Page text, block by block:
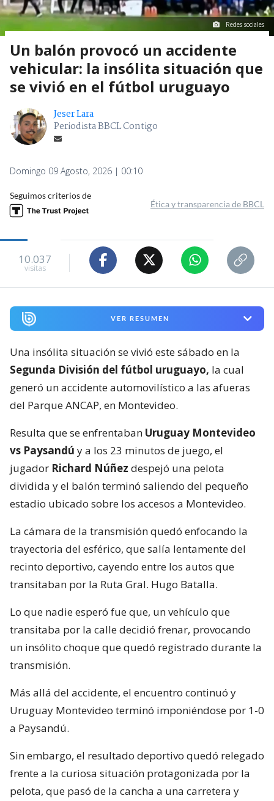
Redes sociales
Un balón provocó un accidente
vehicular: la insólita situación que
se vivió en el fútbol uruguayo
Jeser Lara
Periodista BBCL Contigo
Domingo 09 Agosto, 2026 | 00:10
Seguimos criterios de
Ética y transparencia de BBCL
10.037
visitas
VER RESUMEN
Una insólita situación se vivió este sábado en la
Segunda División del fútbol uruguayo, la cual
generó un accidente automovilístico a las afueras
del Parque ANCAP, en Montevideo.
Resulta que se enfrentaban Uruguay Montevideo
vs Paysandú y a los 23 minutos de juego, el
jugador Richard Núñez despejó una pelota
dividida y el balón terminó saliendo del pequeño
estadio ubicado sobre los accesos a Montevideo.
La cámara de la transmisión quedó enfocando la
trayectoria del esférico, que salía lentamente del
recinto deportivo, cayendo entre los autos que
transitaban por la Ruta Gral. Hugo Batalla.
Lo que nadie esperó fue que, un vehículo que
transitaba por la calle decidió frenar, provocando
un insólito choque que quedó registrado durante la
transmisión.
Más allá del accidente, el encuentro continuó y
Uruguay Montevideo terminó imponiéndose por 1-0
a Paysandú.
Sin embargo, el resultado deportivo quedó relegado
frente a la curiosa situación protagonizada por la
pelota, que pasó de la cancha a una carretera y